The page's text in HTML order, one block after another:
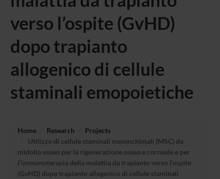
verso l’ospite (GvHD)
dopo trapianto
allogenico di cellule
staminali emopoietiche
Home Research
Projects
Utilizzo di cellule staminali mesenchimali (MSC) da
midollo osseo per la rigenerazione ossea e corneale e per
l’immunoterapia della malattia da trapianto verso l’ospite
(GvHD) dopo trapianto allogenico di cellule staminali